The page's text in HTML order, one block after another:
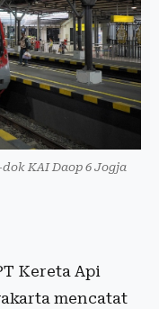
KAI Daop 6 Jogja
Kereta Api
mencatat